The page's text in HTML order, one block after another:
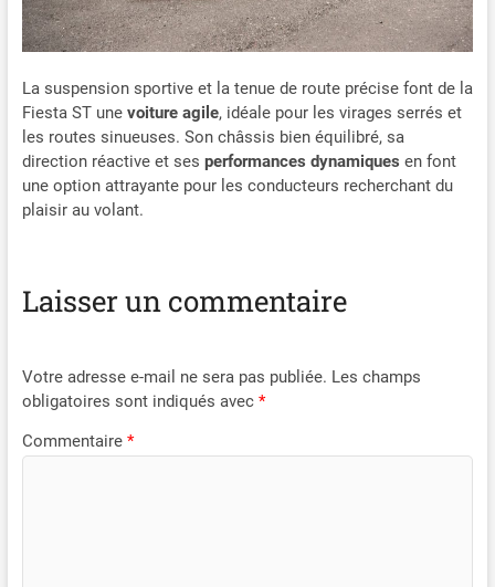
La suspension sportive et la tenue de route précise font de la
Fiesta ST une voiture agile, idéale pour les virages serrés et
les routes sinueuses. Son châssis bien équilibré, sa
direction réactive et ses performances dynamiques en font
une option attrayante pour les conducteurs recherchant du
plaisir au volant.
Laisser un commentaire
Votre adresse e-mail ne sera pas publiée. Les champs
obligatoires sont indiqués avec *
Commentaire *